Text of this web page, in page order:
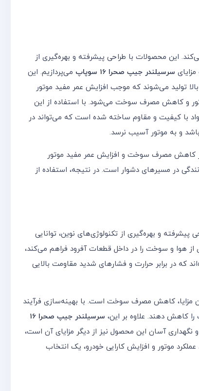
این محصولات با طراحی پیشرفته و بهره‌گیری از
سرسیلندر جیپ صحرا 16 سوپاپ
می‌پردازیم. این
تولید می‌شوند که موجب افزایش عمر مفید موتور
و کاهش مصرف سوخت می‌شود. با استفاده از این
با کیفیت و مقاوم ساخته شده است که می‌تواند در
و به موتور آسیب نرسد.
از کاهش مصرف سوخت و افزایش عمر مفید موتور
در مسیرهای دشوار است. در نتیجه، استفاده از
پیشرفته و بهره‌گیری از تکنولوژی‌های نوین، توانایی
از هوا و سوخت را در داخل قطعات آفرود فراهم می‌کند،
که در برابر حرارت و فشارهای شدید مقاومت بالایی
مزایا، کاهش مصرف سوخت است. با بهینه‌سازی فرآیند
کاهش دهند. علاوه بر این،
سرسیلندر جیپ صحرا 16
آسان این محصول نیز از دیگر مزایای آن است،
موتور و افزایش کارایی خودرو، یک انتخاب